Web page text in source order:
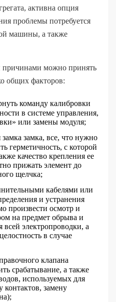
активна опция
проблемы потребуется
машины, а также
причинами можно принять
общих факторов:
команду калибровки
в системе управления,
или замены модуля;
замка, все, что нужно
герметичность, с которой
качество крепления ее
прижать элемент до
щелчка;
кабелями или
и устранения
произвести осмотр и
на предмет обрыва и
всей электропроводки, а
в случае
клапана
срабатывание, а также
используемых для
контактов, замену